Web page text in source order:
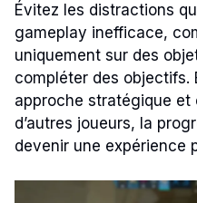
Évitez les distractions
gameplay inefficace,
uniquement sur des
compléter des objectifs.
approche stratégique et
d’autres joueurs, la
devenir une expérience